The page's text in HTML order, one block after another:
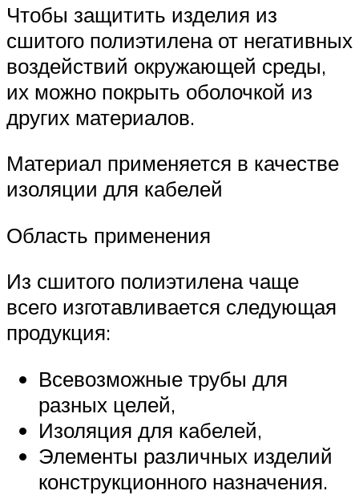
Чтобы защитить изделия из
сшитого полиэтилена от негативных
воздействий окружающей среды,
их можно покрыть оболочкой из
других материалов.
Материал применяется в качестве
изоляции для кабелей
Область применения
Из сшитого полиэтилена чаще
всего изготавливается следующая
продукция:
Всевозможные трубы для
разных целей,
Изоляция для кабелей,
Элементы различных изделий
конструкционного назначения.